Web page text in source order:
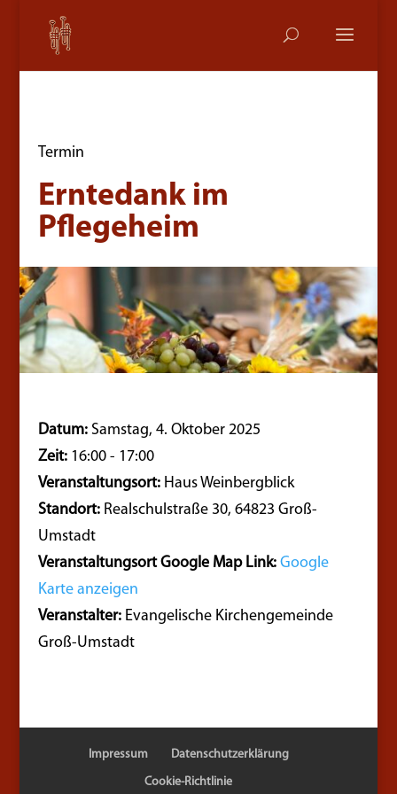
Termin
Erntedank im
Pflegeheim
Datum: Samstag, 4. Oktober 2025
Zeit: 16:00 - 17:00
Veranstaltungsort: Haus Weinbergblick
Standort: Realschulstraße 30, 64823 Groß-
Umstadt
Veranstaltungsort Google Map Link: Google
Karte anzeigen
Veranstalter: Evangelische Kirchengemeinde
Groß-Umstadt
Impressum Datenschutzerklärung
Cookie-Richtlinie